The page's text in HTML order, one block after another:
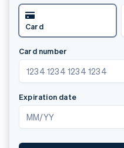
Klarna
Name
Alistair Hanton
Land oder Region
Deutschland